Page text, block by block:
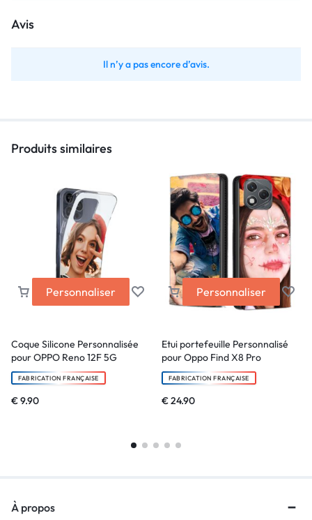
Avis
Il n’y a pas encore d’avis.
Produits similaires
Personnaliser
Coque Silicone Personnalisée
pour OPPO Reno 12F 5G
FABRICATION FRANÇAISE
€9.90
Personnaliser
Etui portefeuille Personnalisé
pour Oppo Find X8 Pro
FABRICATION FRANÇAISE
€24.90
À propos